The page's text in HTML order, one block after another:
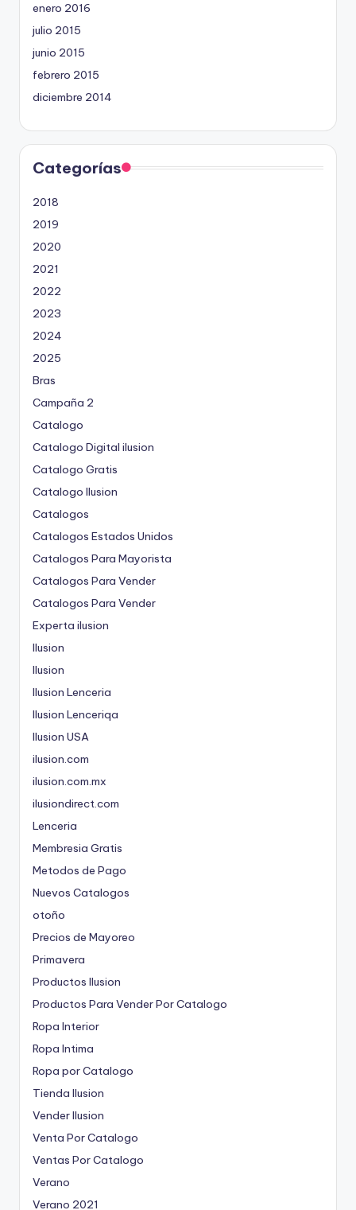
enero 2016
julio 2015
junio 2015
febrero 2015
diciembre 2014
Categorías
2018
2019
2020
2021
2022
2023
2024
2025
Bras
Campaña 2
Catalogo
Catalogo Digital ilusion
Catalogo Gratis
Catalogo Ilusion
Catalogos
Catalogos Estados Unidos
Catalogos Para Mayorista
Catalogos Para Vender
Catalogos Para Vender
Experta ilusion
Ilusion
Ilusion
Ilusion Lenceria
Ilusion Lenceriqa
Ilusion USA
ilusion.com
ilusion.com.mx
ilusiondirect.com
Lenceria
Membresia Gratis
Metodos de Pago
Nuevos Catalogos
otoño
Precios de Mayoreo
Primavera
Productos Ilusion
Productos Para Vender Por Catalogo
Ropa Interior
Ropa Intima
Ropa por Catalogo
Tienda Ilusion
Vender Ilusion
Venta Por Catalogo
Ventas Por Catalogo
Verano
Verano 2021